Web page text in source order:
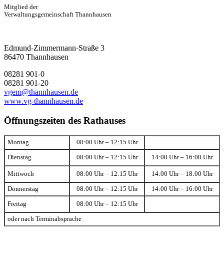
Mitglied der
Verwaltungsgemeinschaft Thannhausen
Edmund-Zimmermann-Straße 3
86470 Thannhausen
08281 901-0
08281 901-20
vgem@thannhausen.de
www.vg-thannhausen.de
Öffnungszeiten des Rathauses
Montag 08:00 Uhr – 12:15 Uhr
Dienstag 08:00 Uhr – 12:15 Uhr 14:00 Uhr – 16:00 Uhr
Mittwoch 08:00 Uhr – 12:15 Uhr 14:00 Uhr – 18:00 Uhr
Donnerstag 08:00 Uhr – 12:15 Uhr 14:00 Uhr – 16:00 Uhr
Freitag 08:00 Uhr – 12:15 Uhr
oder nach Terminabsprache